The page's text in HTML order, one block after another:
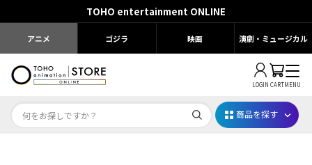
TOHO entertainment ONLINE
アニメ ゴジラ 映画 演劇・ミュージカル
LOGIN CARTMENU
商品を探す